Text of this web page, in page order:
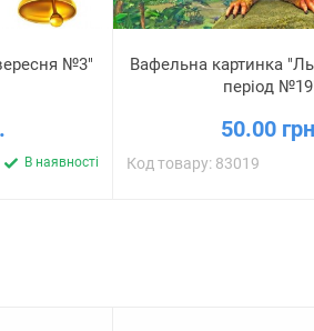
№3"
В наявності
Вафельна картинка
період
50.00
Код товару: 83019